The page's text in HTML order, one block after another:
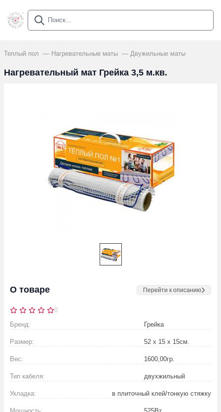
Теплый пол Нагревательные маты Двужильные маты
Нагревательный мат Грейка 3,5 м.кв.
О товаре Перейти к описанию
0
Бренд:
Грейка
Размер: 52 х 15 х 15см.
Вес: 1600,00гр.
Тип кабеля: двухжильный
Укладка: в плиточный клей/тонкую стяжку